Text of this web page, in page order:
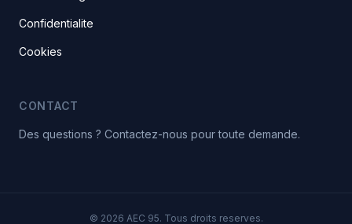
Confidentialite
Cookies
CONTACT
Des questions ? Contactez-nous pour toute demande.
© 2026 AEC 95. Tous droits reserves.